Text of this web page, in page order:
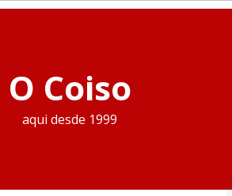
O Coiso
aqui desde 1999